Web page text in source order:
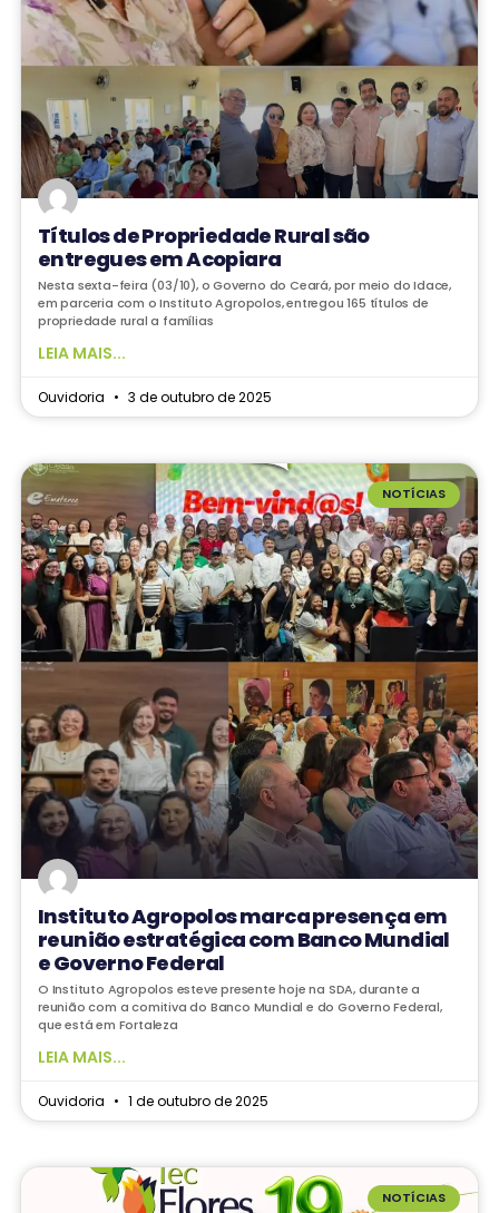
Títulos de Propriedade Rural são
entregues em Acopiara
Nesta sexta-feira (03/10), o Governo do Ceará, por meio do Idace,
em parceria com o Instituto Agropolos, entregou 165 títulos de
propriedade rural a famílias
LEIA MAIS...
Ouvidoria 3 de outubro de 2025
NOTÍCIAS
Instituto Agropolos marca presença em
reunião estratégica com Banco Mundial
e Governo Federal
O Instituto Agropolos esteve presente hoje na SDA, durante a
reunião com a comitiva do Banco Mundial e do Governo Federal,
que está em Fortaleza
LEIA MAIS...
Ouvidoria 1 de outubro de 2025
NOTÍCIAS